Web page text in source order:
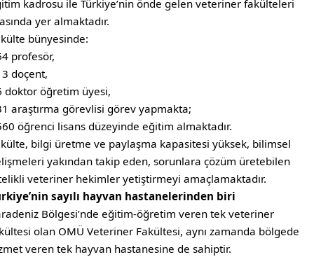
kadrosu ile Türkiye’nin önde gelen veteriner fakülteleri
yer almaktadır.
bünyesinde:
profesör,
doçent,
doktor öğretim üyesi,
araştırma görevlisi görev yapmakta;
öğrenci lisans düzeyinde eğitim almaktadır.
bilgi üretme ve paylaşma kapasitesi yüksek, bilimsel
yakından takip eden, sorunlara çözüm üretebilen
veteriner hekimler yetiştirmeyi amaçlamaktadır.
sayılı hayvan hastanelerinden biri
Bölgesi’nde eğitim-öğretim veren tek veteriner
olan OMÜ Veteriner Fakültesi, aynı zamanda bölgede
veren tek hayvan hastanesine de sahiptir.